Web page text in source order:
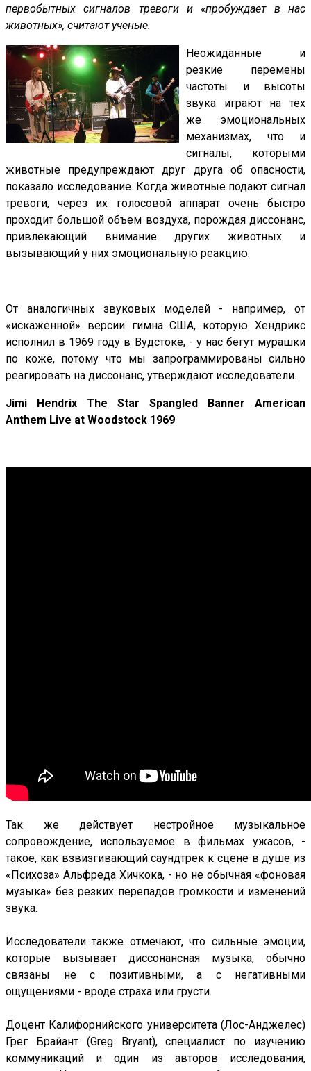
первобытных сигналов тревоги и «пробуждает в нас
животных», считают ученые.
Неожиданные и
резкие перемены
частоты и высоты
звука играют на тех
же эмоциональных
механизмах, что и
сигналы, которыми
животные предупреждают друг друга об опасности,
показало исследование. Когда животные подают сигнал
тревоги, через их голосовой аппарат очень быстро
проходит большой объем воздуха, порождая диссонанс,
привлекающий внимание других животных и
вызывающий у них эмоциональную реакцию.
От аналогичных звуковых моделей - например, от
«искаженной» версии гимна США, которую Хендрикс
исполнил в 1969 году в Вудстоке, - у нас бегут мурашки
по коже, потому что мы запрограммированы сильно
реагировать на диссонанс, утверждают исследователи.
Jimi Hendrix The Star Spangled Banner American
Anthem Live at Woodstock 1969
Так же действует нестройное музыкальное
сопровождение, используемое в фильмах ужасов, -
такое, как взвизгивающий саундтрек к сцене в душе из
«Психоза» Альфреда Хичкока, - но не обычная «фоновая
музыка» без резких перепадов громкости и изменений
звука.
Исследователи также отмечают, что сильные эмоции,
которые вызывает диссонансная музыка, обычно
связаны не с позитивными, а с негативными
ощущениями - вроде страха или грусти.
Доцент Калифорнийского университета (Лос-Анджелес)
Грег Брайант (Greg Bryant), специалист по изучению
коммуникаций и один из авторов исследования,